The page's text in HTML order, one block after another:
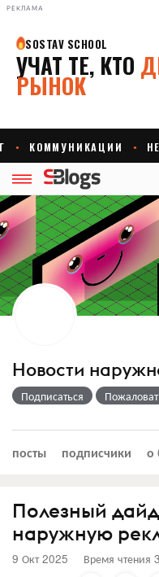
РЕКЛАМА
Новости
Подписаться
посты подписчики о
Полезный
наружную
9 Окт 2025 Время чтения